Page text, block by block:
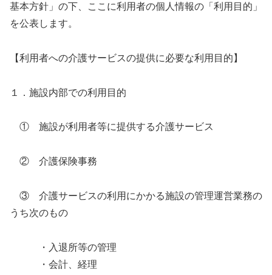
基本方針」の下、ここに利用者の個人情報の「利用目的」
を公表します。
【利用者への介護サービスの提供に必要な利用目的】
１．施設内部での利用目的
① 施設が利用者等に提供する介護サービス
② 介護保険事務
③ 介護サービスの利用にかかる施設の管理運営業務の
うち次のもの
・入退所等の管理
・会計、経理